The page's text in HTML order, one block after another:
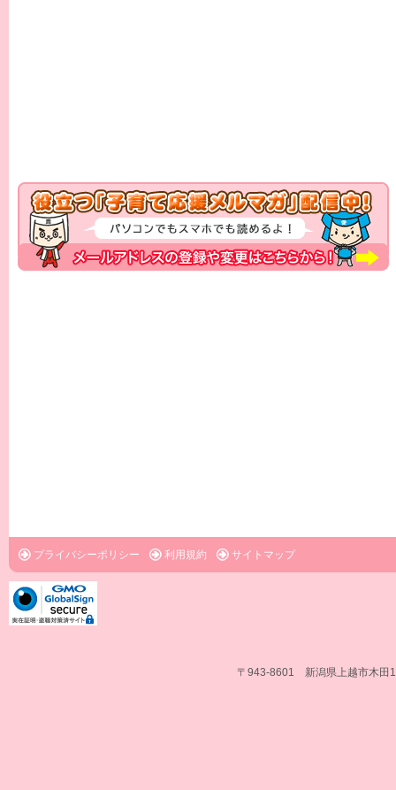
プライバシーポリシー 利用規約 サイトマップ
〒943-8601 新潟県上越市木